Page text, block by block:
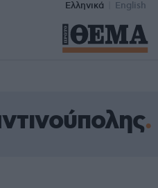
Ελληνικά English